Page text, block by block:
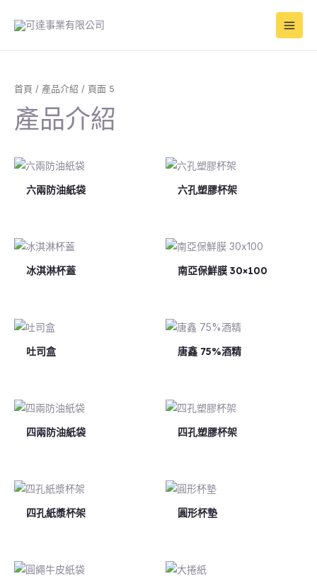
Main
首頁 / 產品介紹 / 頁面 5
產品介紹
六兩防油紙袋 六孔塑膠杯架
冰淇淋杯蓋 南亞保鮮膜 30×100
吐司盒 唐鑫 75%酒精
四兩防油紙袋 四孔塑膠杯架
四孔紙漿杯架 圓形杯墊